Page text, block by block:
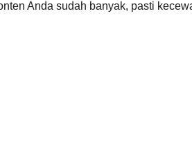
Anda sudah banyak, pasti